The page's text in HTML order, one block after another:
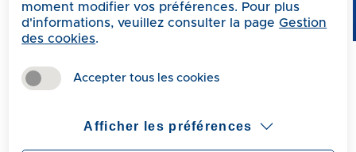
Précédent
Reteouvez ci-dessous le calendrier de collecte des
déchets au sein de la commune.
moment modifier vos préférences. Pour plus
d'informations, veuillez consulter la pageGestion
des cookies.
Accepter tous les cookies
Afficher les préférences